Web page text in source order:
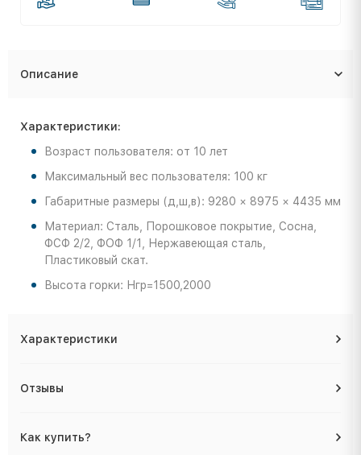
Описание
Характеристики:
Возраст пользователя: от 10 лет
Максимальный вес пользователя: 100 кг
Габаритные размеры (д,ш,в): 9280 × 8975 × 4435 мм
Материал: Сталь, Порошковое покрытие, Сосна,
ФСФ 2/2, ФОФ 1/1, Нержавеющая сталь,
Пластиковый скат.
Высота горки: Нгр=1500,2000
Характеристики
Отзывы
Как купить?